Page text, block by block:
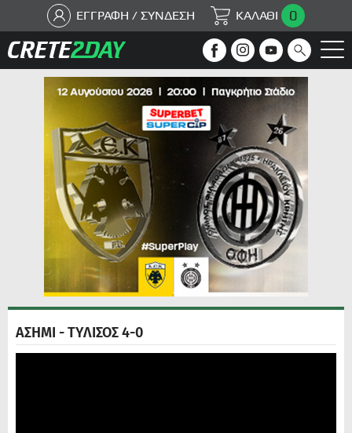
ΕΓΓΡΑΦΗ / ΣΥΝΔΕΣΗ ΚΑΛΑΘΙ 0
ΑΣΗΜΙ - ΤΥΛΙΣΟΣ 4-0